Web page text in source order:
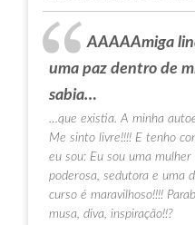
AAAAAmiga
uma paz dentro de
sabia…
…que existia. A minha
Me sinto livre!!!! E tenho
eu sou: Eu sou uma mulher
poderosa, sedutora e uma
curso é maravilhoso!!!!
musa, diva, inspiração!!?